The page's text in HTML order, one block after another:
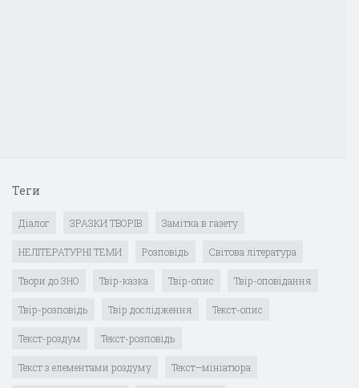
Теги
Діалог ЗРАЗКИ ТВОРІВ Замітка в газету
НЕЛІТЕРАТУРНІ ТЕМИ Розповідь Світова література
Твори до ЗНО Твір-казка Твір-опис Твір-оповідання
Твір-розповідь Твір дослідження Текст-опис
Текст-роздум Текст-розповідь
Текст з елементами роздуму Текст–мініатюра